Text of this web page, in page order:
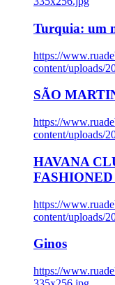
Turquia: um
https://
content/uploads/
SÃO
https://
content/uploads/
HAVANA
https://
content/uploads/
Ginos
https://